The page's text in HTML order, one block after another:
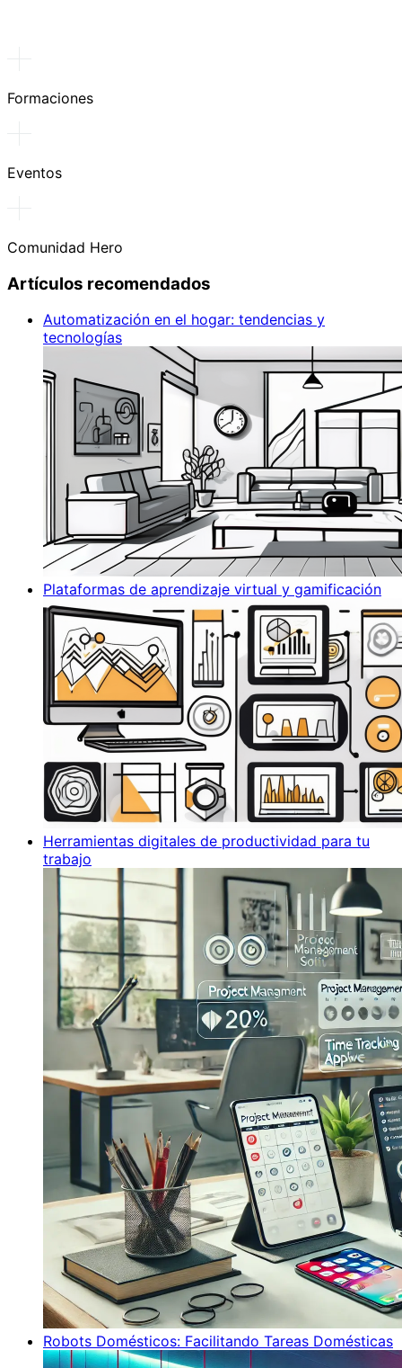
Formaciones
Eventos
Comunidad Hero
Artículos recomendados
Automatización en el hogar: tendencias y
tecnologías
Plataformas de aprendizaje virtual y gamificación
Herramientas digitales de productividad para tu
trabajo
Robots Domésticos: Facilitando Tareas Domésticas